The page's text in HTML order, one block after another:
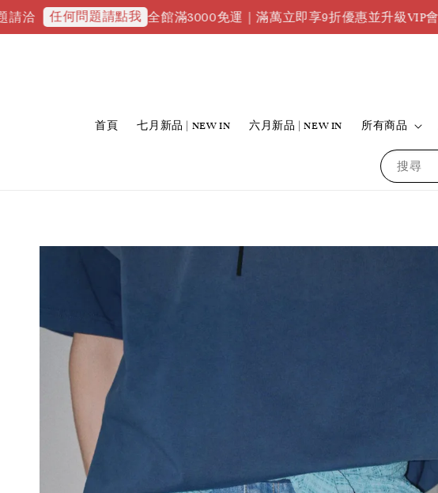
何問題請點我 全館滿3000免運｜滿萬立即享9折優惠並升級VIP會員｜滿
搜尋
首頁 七月新品 | NEW IN 六月新品 | NEW IN 所有商品